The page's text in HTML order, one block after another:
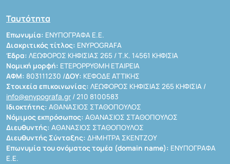
Ταυτότητα
Επωνυμία: ΕΝΥΠΟΓΡΑΦΑ Ε.Ε.
Διακριτικός τίτλος: ENYPOGRAFA
Έδρα: ΛΕΩΦΟΡΟΣ ΚΗΦΙΣΙΑΣ 265 / Τ.Κ. 14561 ΚΗΦΙΣΙΑ
Νομική μορφή: ΕΤΕΡΟΡΡΥΘΜΗ ΕΤΑΙΡΕΙΑ
ΑΦΜ: 803111230 /ΔΟΥ: ΚΕΦΟΔΕ ΑΤΤΙΚΗΣ
Στοιχεία επικοινωνίας: ΛΕΩΦΟΡΟΣ ΚΗΦΙΣΙΑΣ 265 ΚΗΦΙΣΙΑ /
info@enypografa.gr / 210 8100583
Ιδιοκτήτης: ΑΘΑΝΑΣΙΟΣ ΣΤΑΘΟΠΟΥΛΟΣ
Νόμιμος εκπρόσωπος: ΑΘΑΝΑΣΙΟΣ ΣΤΑΘΟΠΟΥΛΟΣ
Διευθυντής: ΑΘΑΝΑΣΙΟΣ ΣΤΑΘΟΠΟΥΛΟΣ
Διευθυντής Σύνταξης: ΔΗΜΗΤΡΑ ΣΚΕΝΤΖΟΥ
Επωνυμία του ονόματος τομέα (domain name): ΕΝΥΠΟΓΡΑΦΑ
Ε.Ε.